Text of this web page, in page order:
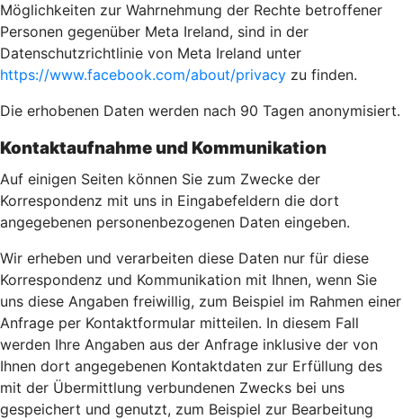
Möglichkeiten zur Wahrnehmung der Rechte betroffener
Personen gegenüber Meta Ireland, sind in der
Datenschutzrichtlinie von Meta Ireland unter
https://www.facebook.com/about/privacy zu finden.
Die erhobenen Daten werden nach 90 Tagen anonymisiert.
Kontaktaufnahme und Kommunikation
Auf einigen Seiten können Sie zum Zwecke der
Korrespondenz mit uns in Eingabefeldern die dort
angegebenen personenbezogenen Daten eingeben.
Wir erheben und verarbeiten diese Daten nur für diese
Korrespondenz und Kommunikation mit Ihnen, wenn Sie
uns diese Angaben freiwillig, zum Beispiel im Rahmen einer
Anfrage per Kontaktformular mitteilen. In diesem Fall
werden Ihre Angaben aus der Anfrage inklusive der von
Ihnen dort angegebenen Kontaktdaten zur Erfüllung des
mit der Übermittlung verbundenen Zwecks bei uns
gespeichert und genutzt, zum Beispiel zur Bearbeitung